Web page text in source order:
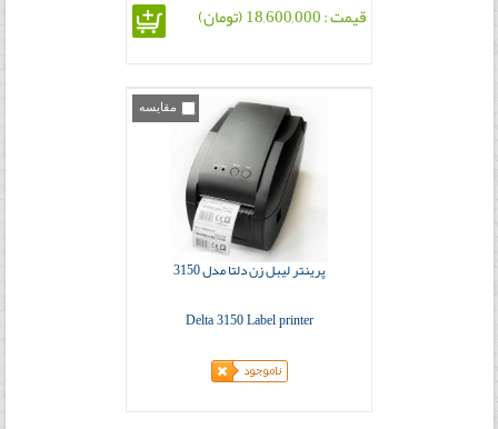
قیمت : 18,600,000 (تومان)
مقایسه
پرینتر لیبل زن دلتا مدل 3150
Delta 3150 Label printer